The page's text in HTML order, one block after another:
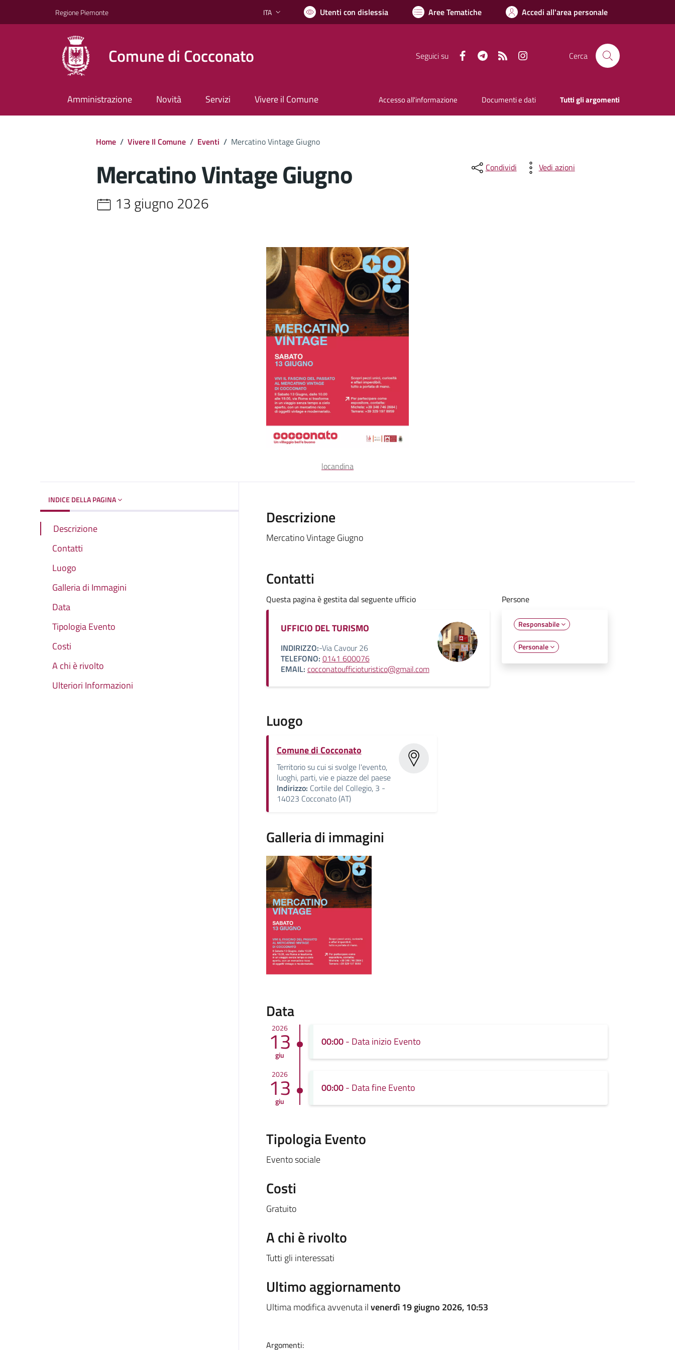
Regione Piemonte Lingua attiva:
ITA Utenti con dislessia Aree Tematiche Accedi all'area personale
Comune di Cocconato Seguici su FacebookTelegramRSS Cerca
Amministrazione Novità Servizi Vivere il Comune Accesso all'informazione Documenti e dati Tutti gli argomenti
Home / Vivere Il Comune / Eventi / Mercatino Vintage Giugno
Mercatino Vintage Giugno
13 giugno 2026
Condividi Vedi azioni
locandina
INDICE DELLA PAGINA
Descrizione
Contatti
Luogo
Galleria di Immagini
Data
Tipologia Evento
Costi
A chi è rivolto
Ulteriori Informazioni
Descrizione
Mercatino Vintage Giugno
Contatti
Questa pagina è gestita dal seguente ufficio
UFFICIO DEL TURISMO
INDIRIZZO:-Via Cavour 26
TELEFONO: 0141 600076
EMAIL: cocconatoufficioturistico@gmail.com
Persone
Responsabile
Personale
Luogo
Comune di Cocconato
Territorio su cui si svolge l'evento,
luoghi, parti, vie e piazze del paese
Indirizzo: Cortile del Collegio, 3 -
14023 Cocconato (AT)
Galleria di immagini
Data
2026
13
giu
00:00- Data inizio Evento
2026
13
giu
00:00- Data fine Evento
Tipologia Evento
Evento sociale
Costi
Gratuito
A chi è rivolto
Tutti gli interessati
Ultimo aggiornamento
Ultima modifica avvenuta ilvenerdì 19 giugno 2026, 10:53
Argomenti: